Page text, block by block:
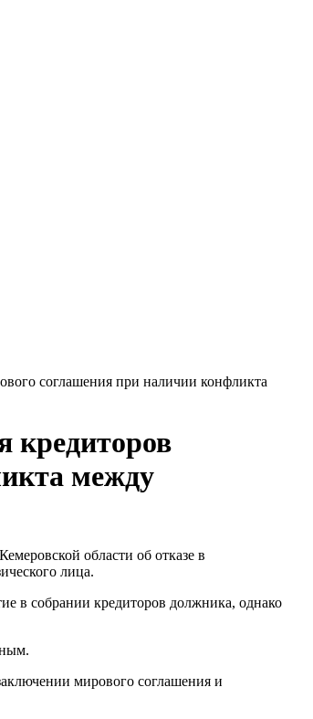
соглашения при наличии конфликта
кредиторов
между
области об отказе в
лица.
в собрании кредиторов должника, однако
мирового соглашения и